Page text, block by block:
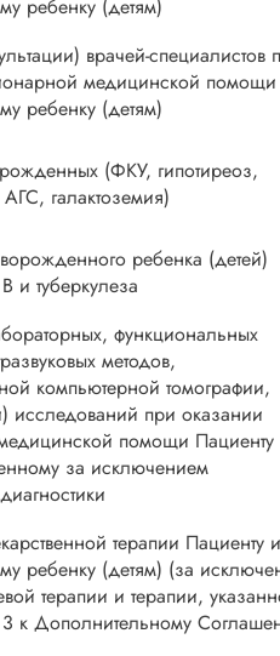
ребенку (детям)
врачей-специалистов
медицинской помощи
ребенку (детям)
(ФКУ, гипотиреоз,
галактоземия)
ребенка (детей)
В и туберкулеза
функциональных
методов,
компьютерной томографии,
исследований при оказании
помощи
за исключением
терапии Пациенту
ребенку (детям) (за
терапии и терапии,
к Дополнительному